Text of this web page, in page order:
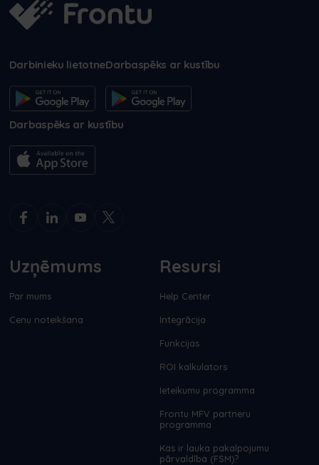
Darbinieku lietotneDarbaspēks ar kustību
Darbaspēks ar kustību
Uzņēmums
Par mums
Cenu noteikšana
Resursi
Help Center
Integrācija
Funkcijas
ROI kalkulators
Ieteikumu programma
Frontu MFV partneru
programma
Kas ir lauka pakalpojumu
pārvaldība (FSM)?